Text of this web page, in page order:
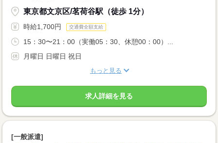
東京都文京区/茗荷谷駅（徒歩 1分）
時給1,700円 交通費全額支給
15：30〜21：00（実働05：30、休憩00：00）...
月曜日 日曜日 祝日
もっと見る
求人詳細を見る
[一般派遣]